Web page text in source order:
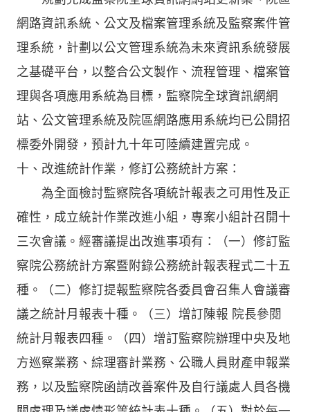
網路資訊系統、公文及檔案管理系統及監察案件管
理系統，計劃以公文管理系統為未來資訊系統發展
之基礎平台，以整合公文製作、流程管理、檔案管
理與各項應用系統為目標，監察院全球資訊網網
站、公文管理系統及院區網路應用系統均已公開招
標委外開發，預計九十年可陸續建置完成。
十、改進統計作業，修訂公務統計方案：
為全面檢討監察院各項統計報表之可用性及正
確性，成立統計作業改進小組，專案小組計召開十
三次會議。經審議提出改進事項有：（一）修訂監
察院公務統計方案暨附錄公務統計報表程式二十五
種。（二）修訂提報監察院各委員會召集人會議審
議之統計月報表十種。（三）增訂陳報 院長參閱
統計月報表四種。（四）增訂監察院辦理中央及地
方巡察業務、綜理審計業務、公職人員財產申報業
務，以及監察院函請改善案件及自行議處人員各機